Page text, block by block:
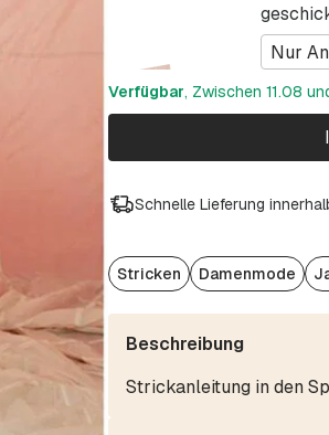
Nur
Verfügbar, Zwischen 11.08
Schnelle Lieferung
Stricken Damenmode
Beschreibung
Strickanleitung in den